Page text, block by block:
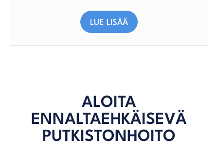
LUE LISÄÄ
ALOITA
ENNALTAEHKÄISEVÄ
PUTKISTONHOITO